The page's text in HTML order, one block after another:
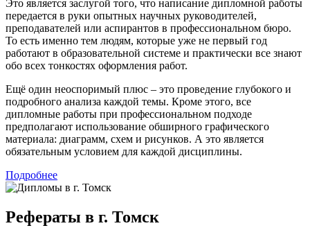
Это является заслугой того, что написание дипломной работы
передается в руки опытных научных руководителей,
преподавателей или аспирантов в профессиональном бюро.
То есть именно тем людям, которые уже не первый год
работают в образовательной системе и практически все знают
обо всех тонкостях оформления работ.
Ещё один неоспоримый плюс – это проведение глубокого и
подробного анализа каждой темы. Кроме этого, все
дипломные работы при профессиональном подходе
предполагают использование обширного графического
материала: диаграмм, схем и рисунков. А это является
обязательным условием для каждой дисциплины.
Подробнее
Рефераты в г. Томск